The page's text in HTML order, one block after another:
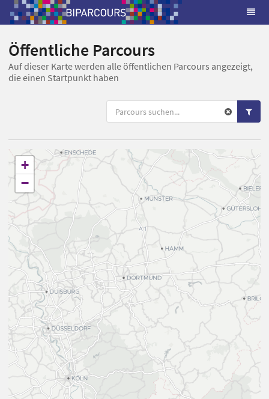
Öffentliche Parcours
Auf dieser Karte werden alle öffentlichen Parcours angezeigt,
die einen Startpunkt haben
+
−